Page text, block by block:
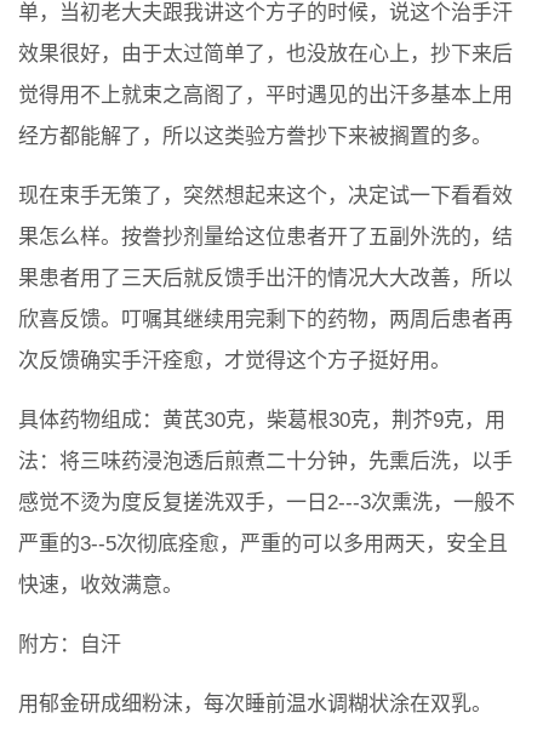
单，当初老大夫跟我讲这个方子的时候，说这个治手汗
效果很好，由于太过简单了，也没放在心上，抄下来后
觉得用不上就束之高阁了，平时遇见的出汗多基本上用
经方都能解了，所以这类验方誊抄下来被搁置的多。
现在束手无策了，突然想起来这个，决定试一下看看效
果怎么样。按誊抄剂量给这位患者开了五副外洗的，结
果患者用了三天后就反馈手出汗的情况大大改善，所以
欣喜反馈。叮嘱其继续用完剩下的药物，两周后患者再
次反馈确实手汗痊愈，才觉得这个方子挺好用。
具体药物组成：黄芪30克，柴葛根30克，荆芥9克，用
法：将三味药浸泡透后煎煮二十分钟，先熏后洗，以手
感觉不烫为度反复搓洗双手，一日2---3次熏洗，一般不
严重的3--5次彻底痊愈，严重的可以多用两天，安全且
快速，收效满意。
附方：自汗
用郁金研成细粉沫，每次睡前温水调糊状涂在双乳。